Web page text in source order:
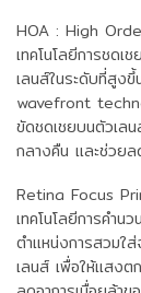
HOA : High
เทคโนโลยีการชดเ
เลนส์ในระดับที่สูงขึ้
wavefront
ขัดชดเชยบนตัวเล
กลางคืน และช่วยล
Retina Focus
เทคโนโลยีการคำน
ตำแหน่งการสวมใ
เลนส์ เพื่อให้แสง